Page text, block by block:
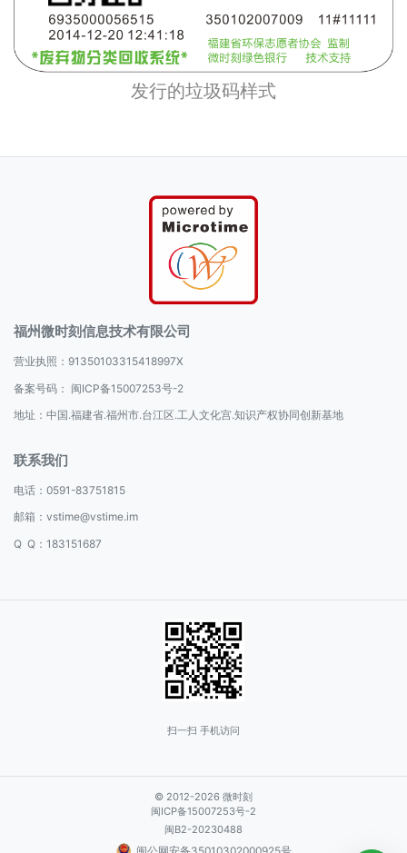
发行的垃圾码样式
福州微时刻信息技术有限公司
营业执照：91350103315418997X
备案号码： 闽ICP备15007253号-2
地址：中国.福建省.福州市.台江区.工人文化宫.知识产权协同创新基地
联系我们
电话： 0591-83751815
邮箱： vstime@vstime.im
Q Q：183151687
扫一扫 手机访问
© 2012-2026 微时刻
闽ICP备15007253号-2
闽B2-20230488